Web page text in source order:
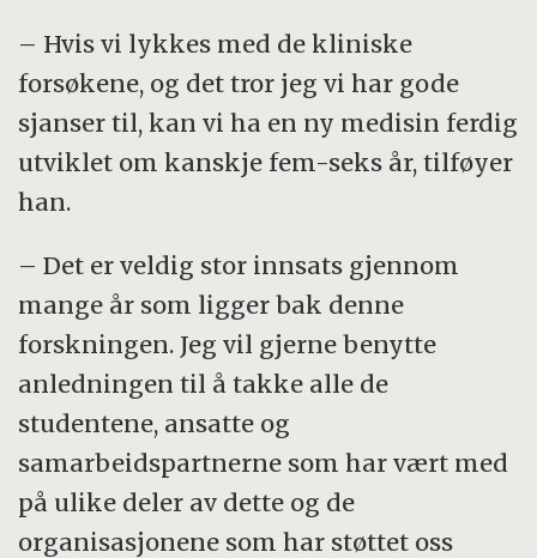
– Hvis vi lykkes med de kliniske
forsøkene, og det tror jeg vi har gode
sjanser til, kan vi ha en ny medisin ferdig
utviklet om kanskje fem-seks år, tilføyer
han.
– Det er veldig stor innsats gjennom
mange år som ligger bak denne
forskningen. Jeg vil gjerne benytte
anledningen til å takke alle de
studentene, ansatte og
samarbeidspartnerne som har vært med
på ulike deler av dette og de
organisasjonene som har støttet oss